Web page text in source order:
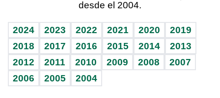
Vida y familia
Eñe
Celebrando la vida
Sin complejos
BRV
TBT Deportivo
Más firmas
Guía del dinero
Horóscopos
desde el 2004.
2024 2023 2022 2021 2020
2019
2018
2017 2016 2015 2014
2013
2012
2011 2010 2009 2008
2007
2006
2005 2004